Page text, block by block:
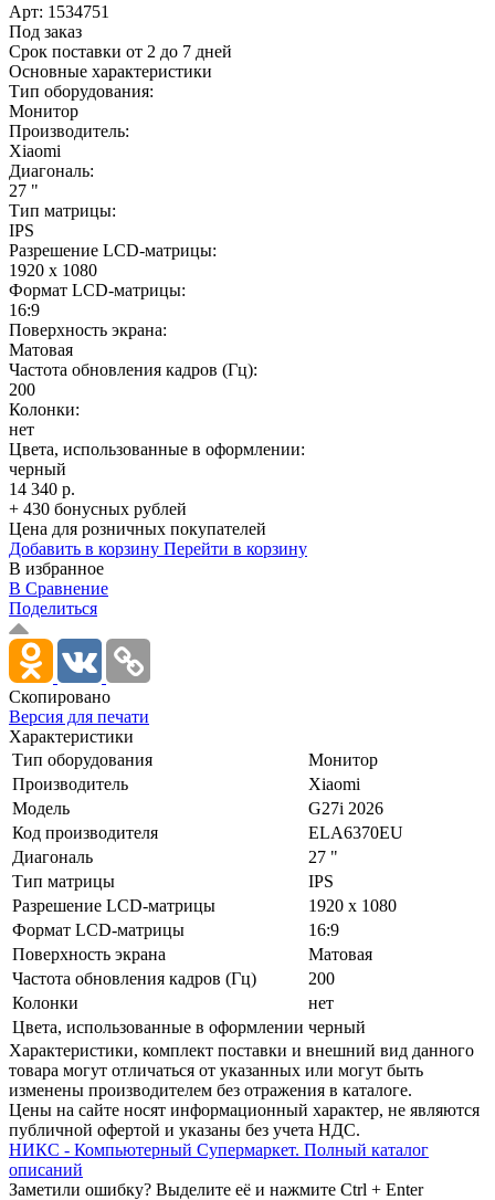
Арт: 1534751
Под заказ
Срок поставки от 2 до 7 дней
Основные характеристики
Тип оборудования:
Монитор
Производитель:
Xiaomi
Диагональ:
27 "
Тип матрицы:
IPS
Разрешение LCD-матрицы:
1920 x 1080
Формат LCD-матрицы:
16:9
Поверхность экрана:
Матовая
Частота обновления кадров (Гц):
200
Колонки:
нет
Цвета, использованные в оформлении:
черный
14 340 р.
+ 430 бонусных рублей
Цена для розничных покупателей
Добавить в корзину Перейти в корзину
В избранное
В Сравнение
Поделиться
Скопировано
Версия для печати
Характеристики
Тип оборудования
Монитор
Производитель
Xiaomi
Модель
G27i 2026
Код производителя
ELA6370EU
Диагональ
27 "
Тип матрицы
IPS
Разрешение LCD-матрицы
1920 x 1080
Формат LCD-матрицы
16:9
Поверхность экрана
Матовая
Частота обновления кадров (Гц)
200
Колонки
нет
Цвета, использованные в оформлении черный
Xарактеристики, комплект поставки и внешний вид данного
товара могут отличаться от указанных или могут быть
изменены производителем без отражения в каталоге.
Цены на сайте носят информационный характер, не являются
публичной офертой и указаны без учета НДС.
НИКС - Компьютерный Cупермаркет. Полный каталог
описаний
Заметили ошибку? Выделите её и нажмите Ctrl + Enter